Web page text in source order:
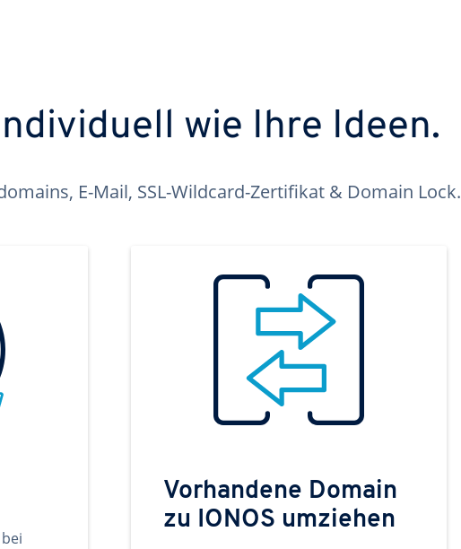
wie Ihre Ideen.
E-Mail, SSL-Wildcard-Zertifikat & Domain Lock.
Vorhandene Domain
zu IONOS umziehen